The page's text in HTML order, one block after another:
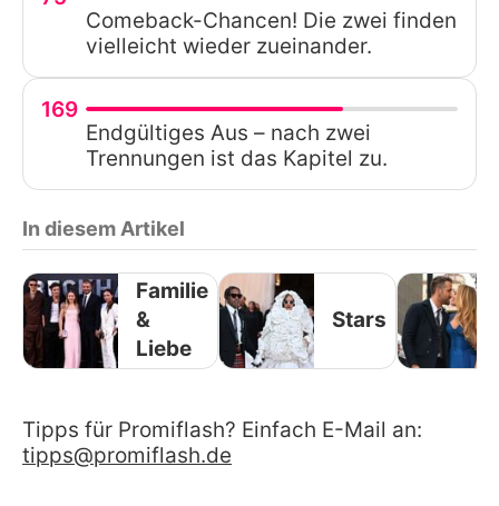
Comeback-Chancen! Die zwei finden
vielleicht wieder zueinander.
169
Endgültiges Aus – nach zwei
Trennungen ist das Kapitel zu.
In diesem Artikel
Familie
&
Liebe
Stars
Tipps für Promiflash? Einfach E-Mail an:
tipps@promiflash.de